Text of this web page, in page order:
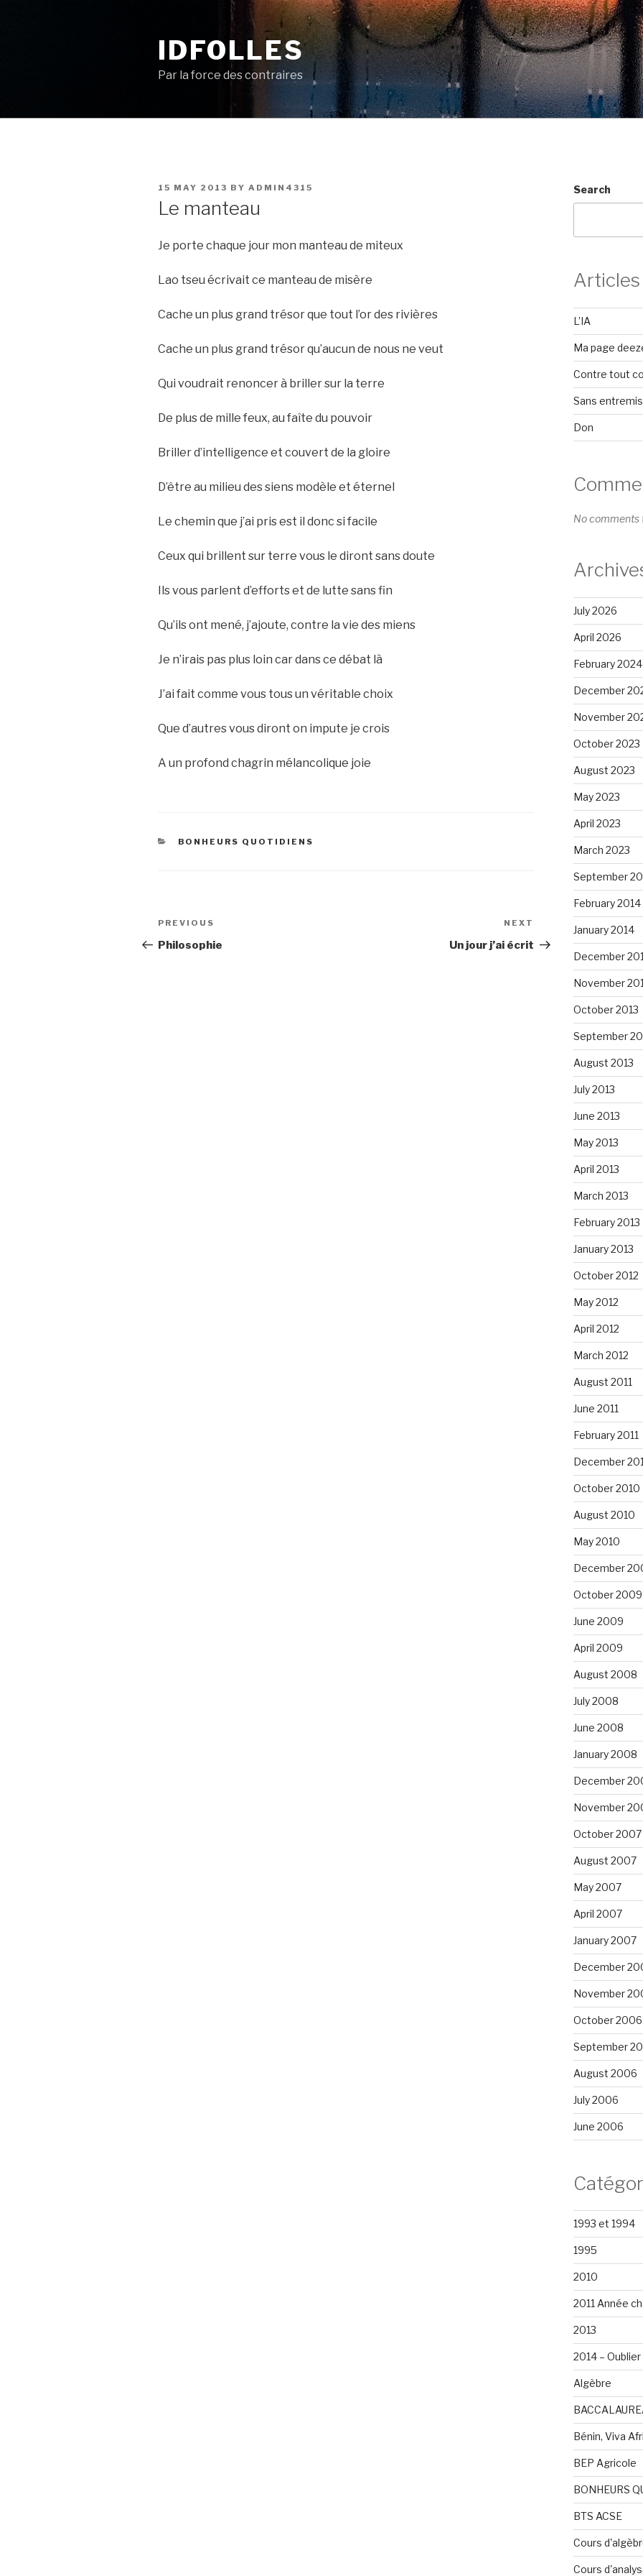
IDFOLLES
Par la force des contraires
POSTED
15 MAY 2013 BY ADMIN4315
Le manteau
Je porte chaque jour mon manteau de miteux
Lao tseu écrivait ce manteau de misère
Cache un plus grand trésor que tout l’or des rivières
Cache un plus grand trésor qu’aucun de nous ne veut
Qui voudrait renoncer à briller sur la terre
De plus de mille feux, au faîte du pouvoir
Briller d’intelligence et couvert de la gloire
D’être au milieu des siens modèle et éternel
Le chemin que j’ai pris est il donc si facile
Ceux qui brillent sur terre vous le diront sans doute
Ils vous parlent d’efforts et de lutte sans fin
Qu’ils ont mené, j’ajoute, contre la vie des miens
Je n’irais pas plus loin car dans ce débat là
J’ai fait comme vous tous un véritable choix
Que d’autres vous diront on impute je crois
A un profond chagrin mélancolique joie
CATEGORIES
BONHEURS QUOTIDIENS
Post
navigation
Previous
Post
PREVIOUS
Philosophie
Post
NEXT
Un jour j’ai écrit
Search
L’IA
Ma page
Contre tout
Sans
Don
No comments
July 2026
April 2026
February 2024
December
November
October 2023
August 2023
May 2023
April 2023
March 2023
September
February 2014
January 2014
December
November
October 2013
September
August 2013
July 2013
June 2013
May 2013
April 2013
March 2013
February 2013
January 2013
October 2012
May 2012
April 2012
March 2012
August 2011
June 2011
February 2011
December
October 2010
August 2010
May 2010
December
October 2009
June 2009
April 2009
August 2008
July 2008
June 2008
January 2008
December
November
October 2007
August 2007
May 2007
April 2007
January 2007
December
November
October 2006
September
August 2006
July 2006
June 2006
1993 et 1994
1995
2010
2011 Année
2013
2014 –
Algèbre
Bénin, Viva
BEP Agricole
BONHEURS
BTS ACSE
Cours
Cours